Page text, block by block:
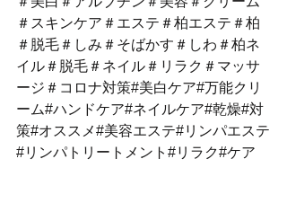
＃スキンケア＃エステ＃柏エステ＃柏
＃脱毛＃しみ＃そばかす＃しわ＃柏ネ
イル＃脱毛＃ネイル＃リラク＃マッサ
ージ＃コロナ対策#美白ケア#万能クリ
ーム#ハンドケア#ネイルケア#乾燥#対
策#オススメ#美容エステ#リンパエステ
#リンパトリートメント#リラク#ケア